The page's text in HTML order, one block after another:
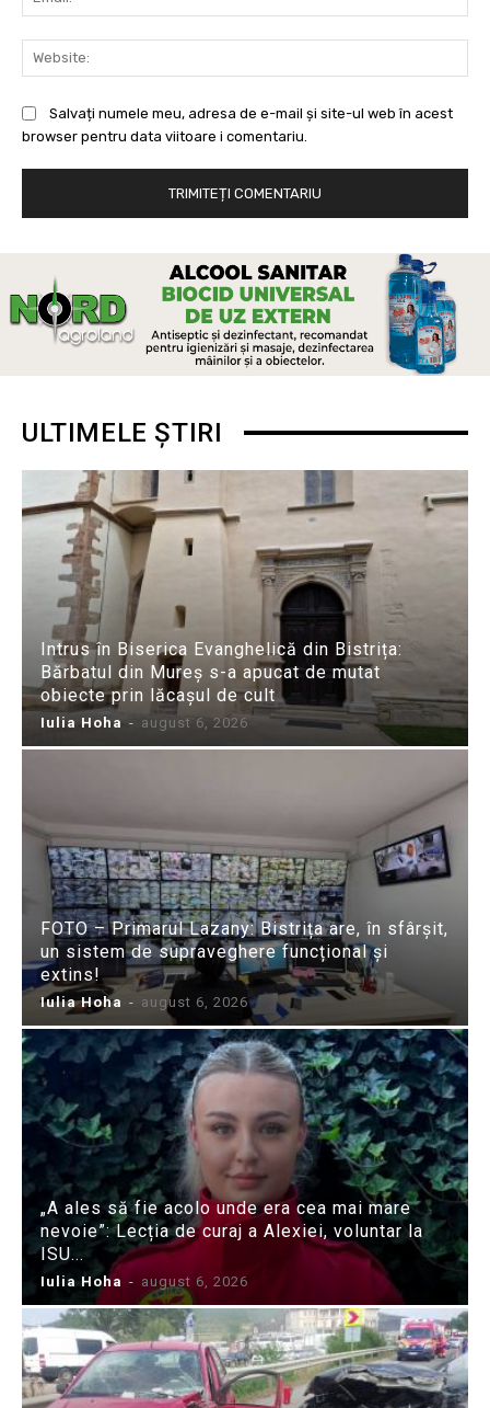
Salvați numele meu, adresa de e-mail și site-ul web în acest
browser pentru data viitoare i comentariu.
ULTIMELE ȘTIRI
Intrus în Biserica Evanghelică din Bistrița:
Bărbatul din Mureș s-a apucat de mutat
obiecte prin lăcașul de cult
Iulia Hoha - august 6, 2026
FOTO – Primarul Lazany: Bistrița are, în sfârșit,
un sistem de supraveghere funcțional și
extins!
Iulia Hoha - august 6, 2026
„A ales să fie acolo unde era cea mai mare
nevoie”: Lecția de curaj a Alexiei, voluntar la
ISU...
Iulia Hoha - august 6, 2026